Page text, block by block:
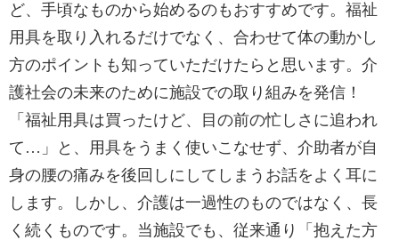
ど、手頃なものから始めるのもおすすめです。福祉
用具を取り入れるだけでなく、合わせて体の動かし
方のポイントも知っていただけたらと思います。介
護社会の未来のために施設での取り組みを発信！
「福祉用具は買ったけど、目の前の忙しさに追われ
て…」と、用具をうまく使いこなせず、介助者が自
身の腰の痛みを後回しにしてしまうお話をよく耳に
します。しかし、介護は一過性のものではなく、長
く続くものです。当施設でも、従来通り「抱えた方